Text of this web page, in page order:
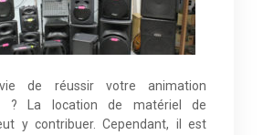
de réussir votre animation
? La location de matériel de
y contribuer. Cependant, il est